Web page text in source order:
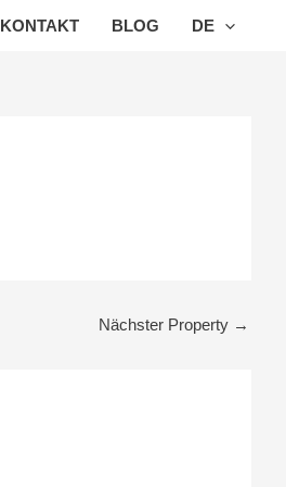
KONTAKT BLOG DE
Nächster Property →